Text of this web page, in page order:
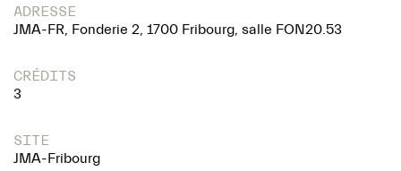
ADRESSE
JMA-FR, Fonderie 2, 1700 Fribourg, salle FON20.53
CRÉDITS
3
SITE
JMA-Fribourg